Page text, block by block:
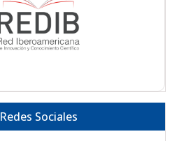
Redes Sociales